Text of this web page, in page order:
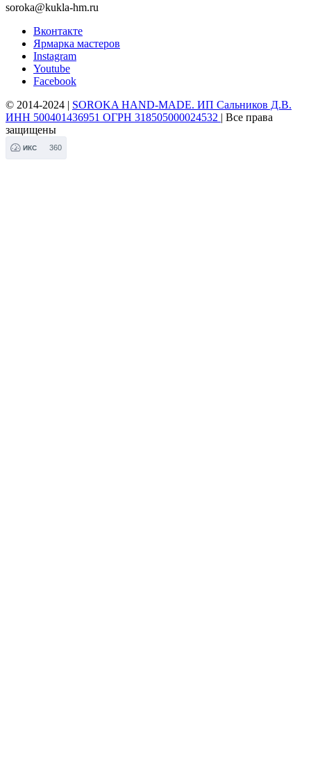
soroka@kukla-hm.ru
Вконтакте
Ярмарка мастеров
Instagram
Youtube
Facebook
© 2014-2024 | SOROKA HAND-MADE. ИП Сальников Д.В.
ИНН 500401436951 ОГРН 318505000024532 | Все права
защищены
ИКС 360